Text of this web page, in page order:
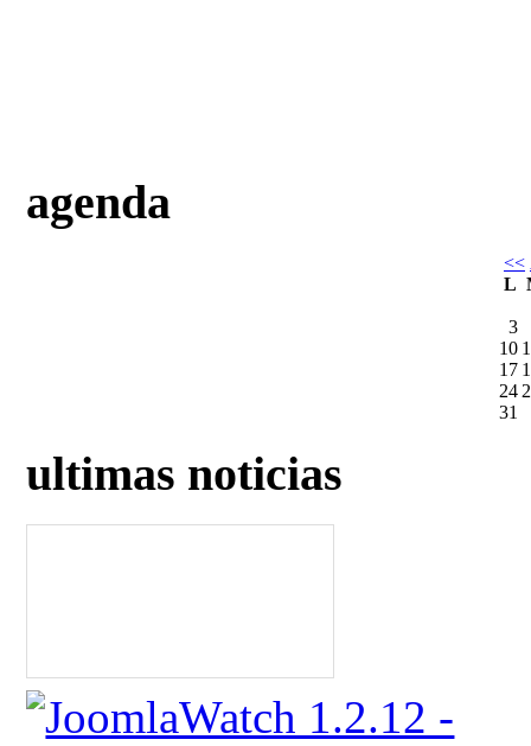
agenda
<<
L
3
10
17
24
31
ultimas noticias